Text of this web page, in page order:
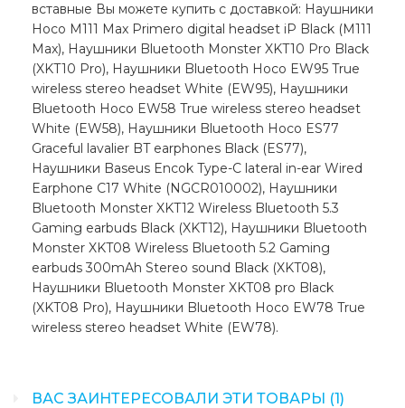
вставные Вы можете купить с доставкой: Наушники
Hoco M111 Max Primero digital headset iP Black (M111
Max), Наушники Bluetooth Monster XKT10 Pro Black
(XKT10 Pro), Наушники Bluetooth Hoco EW95 True
wireless stereo headset White (EW95), Наушники
Bluetooth Hoco EW58 True wireless stereo headset
White (EW58), Наушники Bluetooth Hoco ES77
Graceful lavalier BT earphones Black (ES77),
Наушники Baseus Encok Type-C lateral in-ear Wired
Earphone C17 White (NGCR010002), Наушники
Bluetooth Monster XKT12 Wireless Bluetooth 5.3
Gaming earbuds Black (XKT12), Наушники Bluetooth
Monster XKT08 Wireless Bluetooth 5.2 Gaming
earbuds 300mAh Stereo sound Black (XKT08),
Наушники Bluetooth Monster XKT08 pro Black
(XKT08 Pro), Наушники Bluetooth Hoco EW78 True
wireless stereo headset White (EW78).
ВАС ЗАИНТЕРЕСОВАЛИ ЭТИ ТОВАРЫ (1)